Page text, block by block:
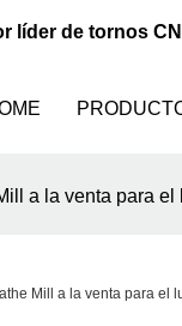
líder de tornos
a la venta para el